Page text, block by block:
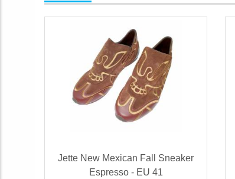
Jette New Mexican Fall Sneaker
Espresso - EU 41